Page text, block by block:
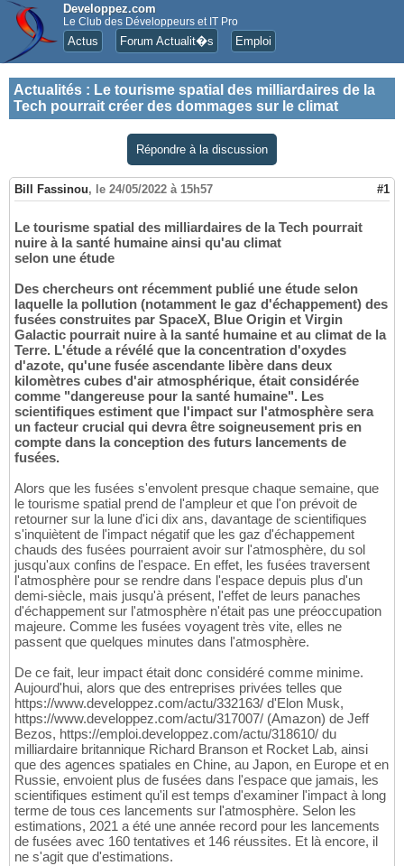
Developpez.com
Le Club des Développeurs et IT Pro
Actus Forum Actualit�s Emploi
Actualités : Le tourisme spatial des milliardaires de la
Tech pourrait créer des dommages sur le climat
Répondre à la discussion
Bill Fassinou, le 24/05/2022 à 15h57 #1
Le tourisme spatial des milliardaires de la Tech pourrait
nuire à la santé humaine ainsi qu'au climat
selon une étude
Des chercheurs ont récemment publié une étude selon
laquelle la pollution (notamment le gaz d'échappement) des
fusées construites par SpaceX, Blue Origin et Virgin
Galactic pourrait nuire à la santé humaine et au climat de la
Terre. L'étude a révélé que la concentration d'oxydes
d'azote, qu'une fusée ascendante libère dans deux
kilomètres cubes d'air atmosphérique, était considérée
comme "dangereuse pour la santé humaine". Les
scientifiques estiment que l'impact sur l'atmosphère sera
un facteur crucial qui devra être soigneusement pris en
compte dans la conception des futurs lancements de
fusées.
Alors que les fusées s'envolent presque chaque semaine, que
le tourisme spatial prend de l'ampleur et que l'on prévoit de
retourner sur la lune d'ici dix ans, davantage de scientifiques
s'inquiètent de l'impact négatif que les gaz d'échappement
chauds des fusées pourraient avoir sur l'atmosphère, du sol
jusqu'aux confins de l'espace. En effet, les fusées traversent
l'atmosphère pour se rendre dans l'espace depuis plus d'un
demi-siècle, mais jusqu'à présent, l'effet de leurs panaches
d'échappement sur l'atmosphère n'était pas une préoccupation
majeure. Comme les fusées voyagent très vite, elles ne
passent que quelques minutes dans l'atmosphère.
De ce fait, leur impact était donc considéré comme minime.
Aujourd'hui, alors que des entreprises privées telles que
https://www.developpez.com/actu/332163/ d'Elon Musk,
https://www.developpez.com/actu/317007/ (Amazon) de Jeff
Bezos, https://emploi.developpez.com/actu/318610/ du
milliardaire britannique Richard Branson et Rocket Lab, ainsi
que des agences spatiales en Chine, au Japon, en Europe et en
Russie, envoient plus de fusées dans l'espace que jamais, les
scientifiques estiment qu'il est temps d'examiner l'impact à long
terme de tous ces lancements sur l'atmosphère. Selon les
estimations, 2021 a été une année record pour les lancements
de fusées avec 160 tentatives et 146 réussites. Et là encore, il
ne s'agit que d'estimations.